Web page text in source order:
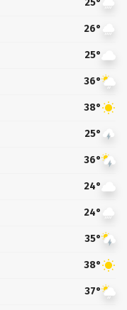
25°
26°
25°
36°
38°
25°
36°
24°
24°
35°
38°
37°